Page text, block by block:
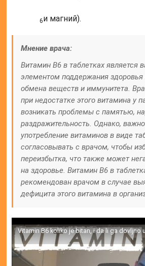
6и магний).
Мнение врача:
Витамин B6 в таблетках является
элементом поддержания
обмена веществ и иммунитета.
при недостатке этого витамина у
возникать проблемы с памятью,
раздражительность. Однако,
употребление витаминов в виде
согласовывать с врачом, чтобы
переизбытка, что также может
на здоровье. Витамин B6 в
рекомендован врачом в случае
дефицита этого витамина в
Vitamin B6 koliko je bitan, i da li ga dovljno